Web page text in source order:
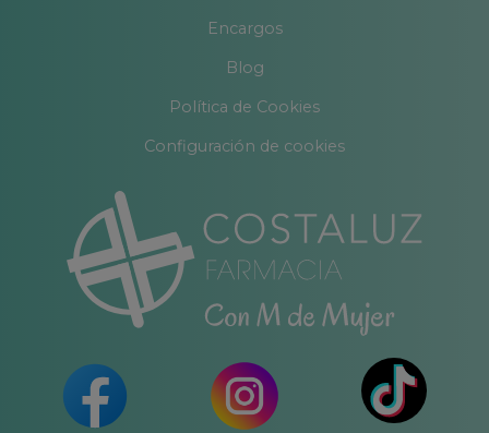
Encargos
Blog
Política de Cookies
Configuración de cookies